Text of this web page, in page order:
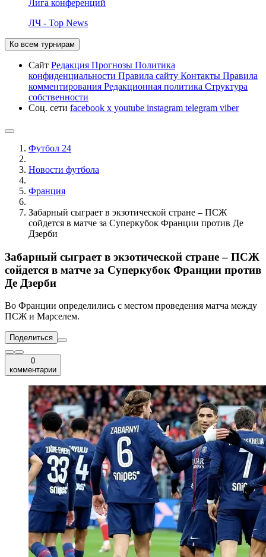
Лига конференций
ЛЧ - Top News
Ко всем турнирам
Сайт Редакция Прогнозы Политика
конфиденциальности Правила сайту Контакты Правила
комментирования Редакционная политика Структура
собственности
Соц. сети facebook x youtube instagram telegram viber
Футбол 24
Новости футбола
Франция
Забарный сыграет в экзотической стране – ПСЖ
сойдется в матче за Суперкубок Франции против Де
Дзерби
Забарный сыграет в экзотической стране – ПСЖ
сойдется в матче за Суперкубок Франции против
Де Дзерби
Во Франции определились с местом проведения матча между
ПСЖ и Марселем.
Поделиться
0
комментарии